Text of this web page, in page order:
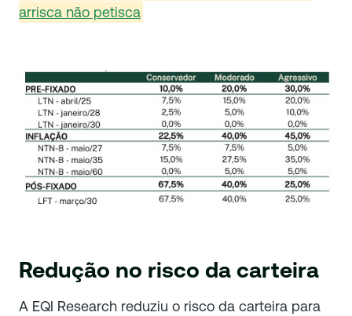
arrisca não petisca
Redução no risco da carteira
A EQI Research reduziu o risco da carteira para